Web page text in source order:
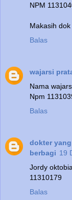
NPM
Makasih dok
Balas
wajarsi
Nama
Npm
Balas
dokter
berbagi 19
Jordy
11310179
Balas